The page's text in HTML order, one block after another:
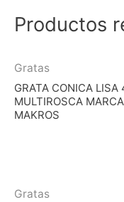
Productos
Gratas
GRATA CONICA LISA
MULTIROSCA MARCA
MAKROS
Gratas